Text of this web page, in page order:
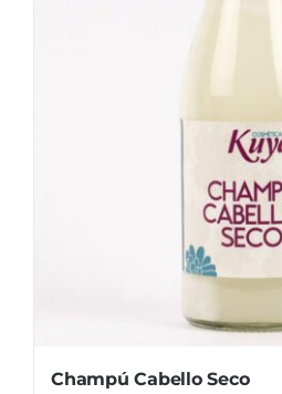
Champú Cabello Seco